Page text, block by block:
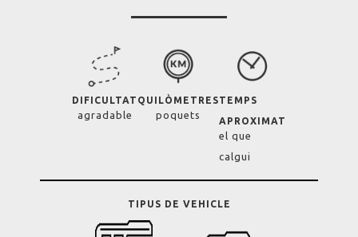
DIFICULTAT
agradable
QUILÒMETRES
poquets
TEMPS
APROXIMAT
el que
calgui
TIPUS DE VEHICLE